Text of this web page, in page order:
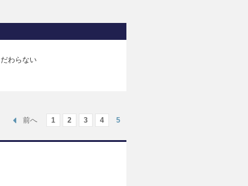
わらない
前へ 1 2 3 4 5